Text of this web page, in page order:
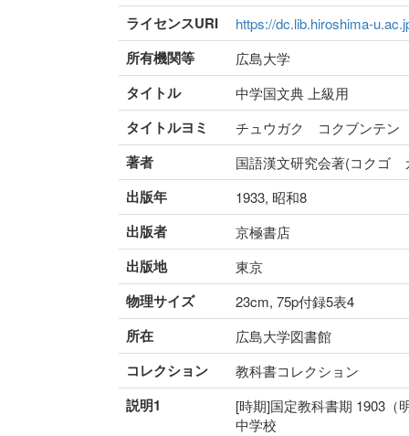
ライセンスURI https://dc.lib.hiroshima-
所有機関等 広島大学
タイトル 中学国文典 上級用
タイトルヨミ チュウガク コクブンテン
著者 国語漢文研究会著(コクゴ
出版年 1933, 昭和8
出版者 京極書店
出版地 東京
物理サイズ 23cm, 75p付録5表4
所在 広島大学図書館
コレクション 教科書コレクション
説明1
[時期]国定教科書期 1903（
中学校